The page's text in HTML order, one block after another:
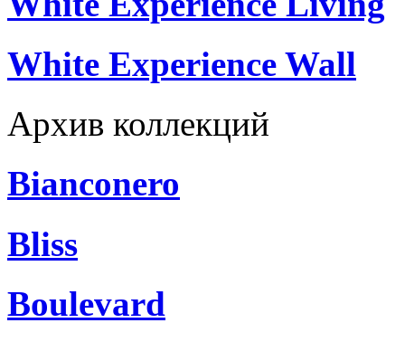
White Experience Wall
Архив коллекций
Bianconero
Bliss
Boulevard